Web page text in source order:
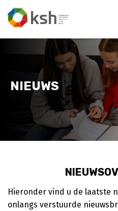
NIEUWS
Hieronder vind u de laatste
onlangs verstuurde